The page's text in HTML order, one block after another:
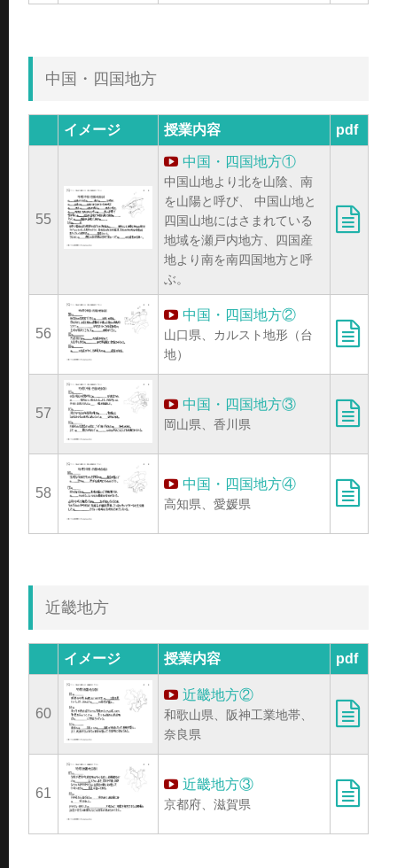
中国・四国地方
イメージ 授業内容 pdf
55
中国・四国地方①
中国山地より北を山陰、南
を山陽と呼び、 中国山地と
四国山地にはさまれている
地域を瀬戸内地方、四国産
地より南を南四国地方と呼
ぶ。
56
中国・四国地方②
山口県、カルスト地形（台
地）
57
中国・四国地方③
岡山県、香川県
58
中国・四国地方④
高知県、愛媛県
近畿地方
イメージ 授業内容 pdf
60
近畿地方②
和歌山県、阪神工業地帯、
奈良県
61
近畿地方③
京都府、滋賀県